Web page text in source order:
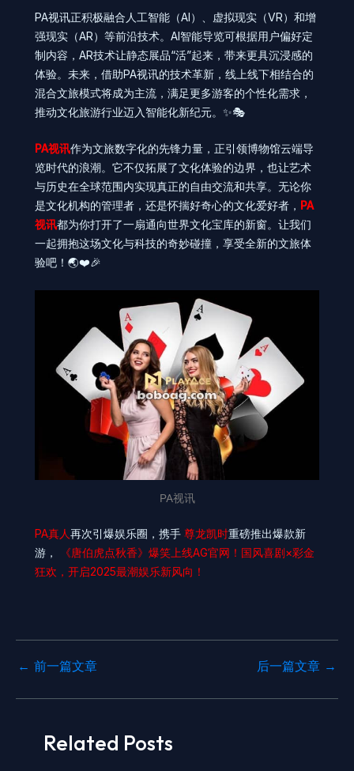
PA视讯正积极融合人工智能（AI）、虚拟现实（VR）和增
强现实（AR）等前沿技术。AI智能导览可根据用户偏好定
制内容，AR技术让静态展品“活”起来，带来更具沉浸感的
体验。未来，借助PA视讯的技术革新，线上线下相结合的
混合文旅模式将成为主流，满足更多游客的个性化需求，
推动文化旅游行业迈入智能化新纪元。✨🎭
PA视讯作为文旅数字化的先锋力量，正引领博物馆云端导
览时代的浪潮。它不仅拓展了文化体验的边界，也让艺术
与历史在全球范围内实现真正的自由交流和共享。无论你
是文化机构的管理者，还是怀揣好奇心的文化爱好者， PA
视讯都为你打开了一扇通向世界文化宝库的新窗。让我们
一起拥抱这场文化与科技的奇妙碰撞，享受全新的文旅体
验吧！🌏❤️🎉
PA视讯
PA真人再次引爆娱乐圈，携手 尊龙凯时重磅推出爆款新
游，
《唐伯虎点秋香》爆笑上线AG官网！国风喜剧×彩金
狂欢，开启2025最潮娱乐新风向！
← 前一篇文章 后一篇文章 →
Related Posts